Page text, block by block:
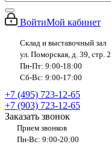
ВойтиМой кабинет
Склад и выставочный зал
ул. Поморская, д. 39, стр. 2
Пн-Пт: 9:00-18:00
Сб-Вс: 9:00-17:00
+7 (495) 723-12-65
+7 (903) 723-12-65
Заказать звонок
Прием звонков
Пн-Вс: 9:00-20:00